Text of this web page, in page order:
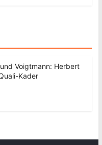
Voigtmann: Herbert
Kader